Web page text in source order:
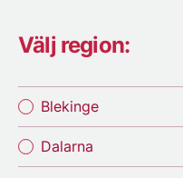
Välj region:
Blekinge
Dalarna